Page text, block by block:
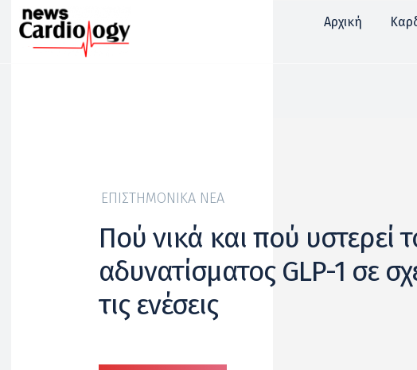
Αρχική
ΕΠΙΣΤΗΜΟΝΙΚΆ ΝΈΑ
Πού νικά και πού υστερεί
αδυνατίσματος GLP-1 σε
τις ενέσεις